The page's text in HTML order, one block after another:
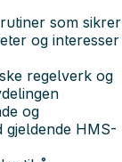
som sikrer
og interesser
regelverk og
og
gjeldende HMS-